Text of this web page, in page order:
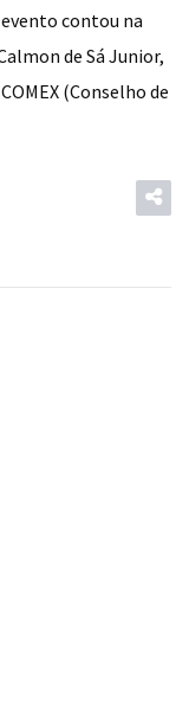
evento contou na
de Sá Junior,
(Conselho de